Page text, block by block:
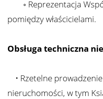
◦ Reprezentacja
pomiędzy właścicielami.
Obsługa techniczna
• Rzetelne
nieruchomości, w tym